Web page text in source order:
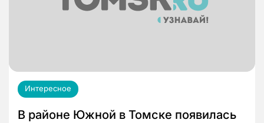
Интересное
В районе Южной в Томске появилась